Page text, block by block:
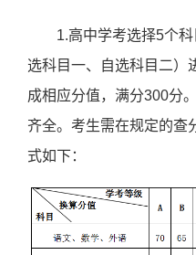
1.高中学考选择5个
选科目一、自选科目二）
成相应分值，满分300分
齐全。 考生需在规定的查
式如下：